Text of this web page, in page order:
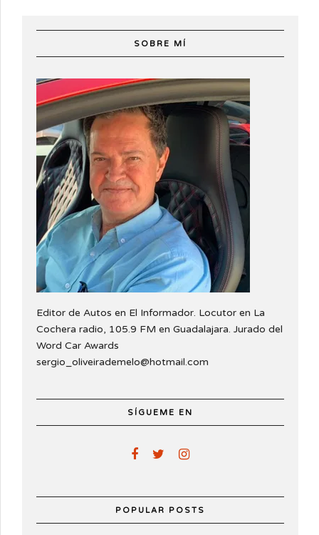
SOBRE MÍ
Editor de Autos en El Informador. Locutor en La
Cochera radio, 105.9 FM en Guadalajara. Jurado del
Word Car Awards
sergio_oliveirademelo@hotmail.com
SÍGUEME EN
POPULAR POSTS